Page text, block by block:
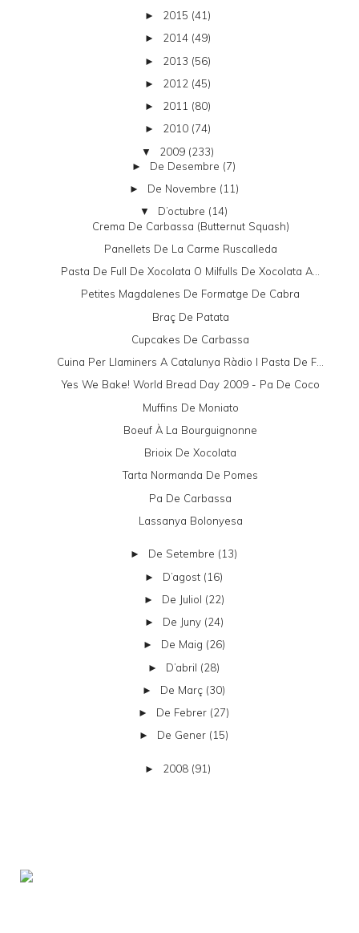
► 2015 (41)
► 2014 (49)
► 2013 (56)
► 2012 (45)
► 2011 (80)
► 2010 (74)
▼ 2009 (233)
► De Desembre (7)
► De Novembre (11)
▼ D’octubre (14)
Crema De Carbassa (butternut Squash)
Panellets De La Carme Ruscalleda
Pasta De Full De Xocolata O Milfulls De Xocolata A...
Petites Magdalenes De Formatge De Cabra
Braç De Patata
Cupcakes De Carbassa
Cuina Per Llaminers A Catalunya Ràdio I Pasta De F...
Yes We Bake! World Bread Day 2009 - Pa De Coco
Muffins De Moniato
Boeuf À La Bourguignonne
Brioix De Xocolata
Tarta Normanda De Pomes
Pa De Carbassa
Lassanya Bolonyesa
► De Setembre (13)
► D’agost (16)
► De Juliol (22)
► De Juny (24)
► De Maig (26)
► D’abril (28)
► De Març (30)
► De Febrer (27)
► De Gener (15)
► 2008 (91)